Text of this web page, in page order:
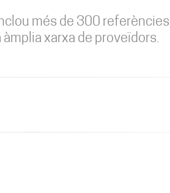
més de 300 referències
xarxa de proveïdors.